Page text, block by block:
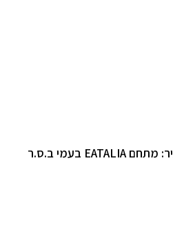
רעידת אדמה קולינרית בעיר: מתחם EATALIA בעמי ב.ס.ר